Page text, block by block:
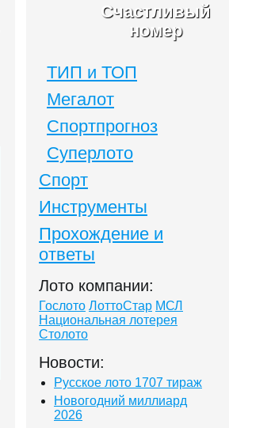
Счастливый
номер
ТИП и ТОП
Мегалот
Спортпрогноз
Суперлото
Спорт
Инструменты
Прохождение и
ответы
Лото компании:
Гослото ЛоттоСтар МСЛ
Национальная лотерея
Столото
Новости:
Русское лото 1707 тираж
Новогодний миллиард
2026